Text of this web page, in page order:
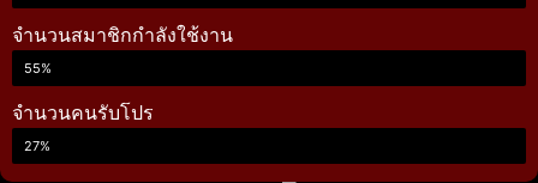
จำนวนสมาชิกกำลังใช้งาน
55%
จำนวนคนรับโปร
27%